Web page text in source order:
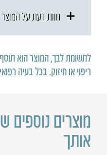
חוות דעת על המוצר
לתשומת לבך, המוצר הוא תוסף
ריפוי או חיזוק. בכל בעיה
מוצרים נוספים
אותך